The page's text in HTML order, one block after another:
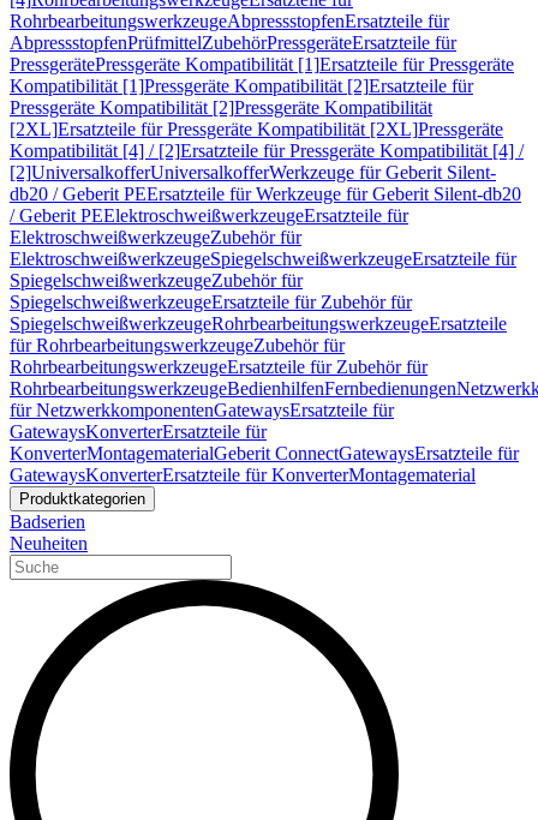
RohrbearbeitungswerkzeugeAbpressstopfenErsatzteile für
AbpressstopfenPrüfmittelZubehörPressgeräteErsatzteile für
PressgerätePressgeräte Kompatibilität [1]Ersatzteile für Pressgeräte
Kompatibilität [1]Pressgeräte Kompatibilität [2]Ersatzteile für
Pressgeräte Kompatibilität [2]Pressgeräte Kompatibilität
[2XL]Ersatzteile für Pressgeräte Kompatibilität [2XL]Pressgeräte
Kompatibilität [4] / [2]Ersatzteile für Pressgeräte Kompatibilität [4] /
[2]UniversalkofferUniversalkofferWerkzeuge für Geberit Silent-
db20 / Geberit PEErsatzteile für Werkzeuge für Geberit Silent-db20
/ Geberit PEElektroschweißwerkzeugeErsatzteile für
ElektroschweißwerkzeugeZubehör für
ElektroschweißwerkzeugeSpiegelschweißwerkzeugeErsatzteile für
SpiegelschweißwerkzeugeZubehör für
SpiegelschweißwerkzeugeErsatzteile für Zubehör für
SpiegelschweißwerkzeugeRohrbearbeitungswerkzeugeErsatzteile
für RohrbearbeitungswerkzeugeZubehör für
RohrbearbeitungswerkzeugeErsatzteile für Zubehör für
RohrbearbeitungswerkzeugeBedienhilfenFernbedienungen
für NetzwerkkomponentenGatewaysErsatzteile für
GatewaysKonverterErsatzteile für
KonverterMontagematerialGeberit ConnectGatewaysErsatzteile für
GatewaysKonverterErsatzteile für KonverterMontagematerial
Produktkategorien
Badserien
Neuheiten